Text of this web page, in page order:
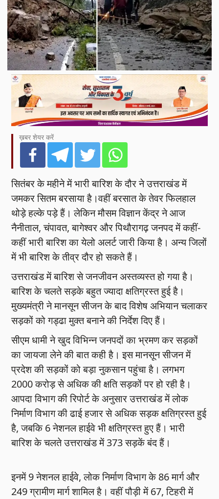
ख़बर शेयर करें
सितंबर के महीने में भारी बारिश के दौर ने उत्तराखंड में
जमकर सितम बरसाया है।वहीं बरसात के तेवर फिलहाल
थोड़े हल्के पड़े हैं। लेकिन मौसम विज्ञान केंद्र ने आज
नैनीताल, चंपावत, बागेश्वर और पिथौरागढ़ जनपद में कहीं-
कहीं भारी बारिश का येलो अलर्ट जारी किया है। अन्य जिलों
में भी बारिश के तीव्र दौर हो सकते हैं।
उत्तराखंड में बारिश से जनजीवन अस्तव्यस्त हो गया है।
बारिश के चलते सड़के बहुत ज्यादा क्षतिग्रस्त हुई है।
मुख्यमंत्री ने मानसून सीजन के बाद विशेष अभियान चलाकर
सड़कों को गड्ढा मुक्त बनाने की निर्देश दिए हैं।
सीएम धामी ने खुद विभिन्न जनपदों का भ्रमण कर सड़कों
का जायजा लेने की बात कही है। इस मानसून सीजन में
प्रदेश की सड़कों को बड़ा नुकसान पहुंचा है। लगभग
2000 करोड़ से अधिक की क्षति सड़कों पर हो रही है।
आपदा विभाग की रिपोर्ट के अनुसार उत्तराखंड में लोक
निर्माण विभाग की ढाई हजार से अधिक सड़क क्षतिग्रस्त हुई
है, जबकि 6 नेशनल हाईवे भी क्षतिग्रस्त हुए हैं। भारी
बारिश के चलते उत्तराखंड में 373 सड़कें बंद हैं।
इनमें 9 नेशनल हाईवे, लोक निर्माण विभाग के 86 मार्ग और
249 ग्रामीण मार्ग शामिल है। वहीं पौड़ी में 67, टिहरी में